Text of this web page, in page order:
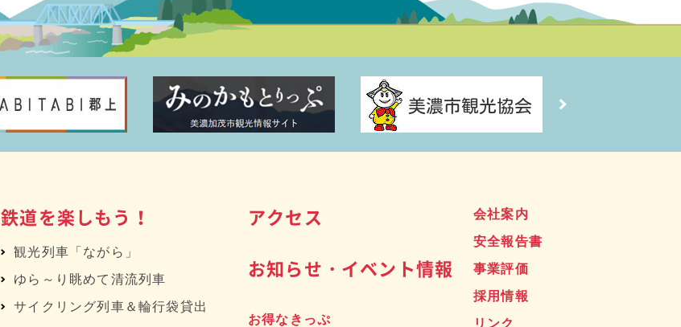
鉄道を楽しもう！
観光列車「ながら」
ゆら～り眺めて清流列車
サイクリング列車＆輪行袋貸出
アクセス
お知らせ・イベント情報
お得なきっぷ
会社案内
安全報告書
事業評価
採用情報
リンク